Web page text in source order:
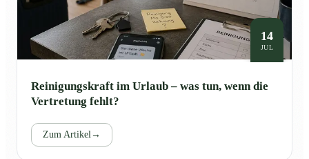
14
JUL
Reinigungskraft im Urlaub – was tun, wenn die
Vertretung fehlt?
Zum Artikel→